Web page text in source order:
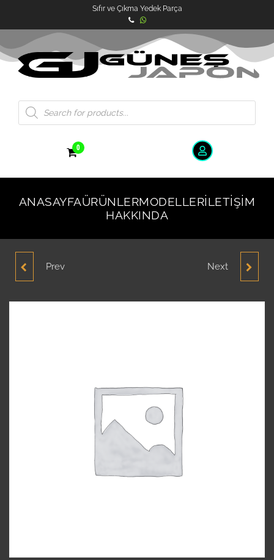
Sıfır ve Çıkma Yedek Parça
0
ANASAYFAÜRÜNLERMODELLERİLETIŞIM
HAKKINDA
HYUNDAI ACCENT
Prev HYUNDAI ACCENTNext